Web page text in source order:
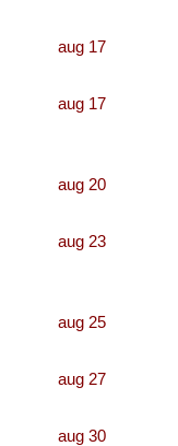
aug 17
aug 17
aug 20
aug 23
aug 25
aug 27
aug 30